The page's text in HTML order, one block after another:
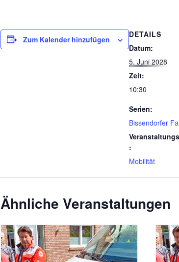
Zum Kalender hinzufügen
DETAILS
Datum:
5. Juni 2028
Zeit:
10:30
Serien:
Bissendorfer
:
Mobilität
Ähnliche Veranstaltungen